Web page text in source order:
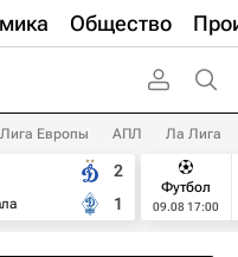
Общество
Лига Европы АПЛ Ла Лига
2
1
Футбол
09.08 17:00